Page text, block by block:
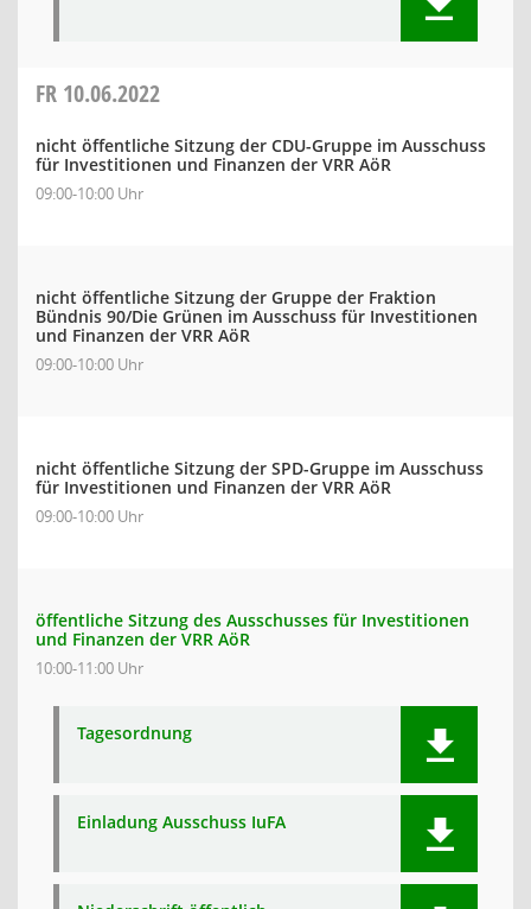
FR 10.06.2022
nicht öffentliche Sitzung der CDU-Gruppe im Ausschuss
für Investitionen und Finanzen der VRR AöR
09:00-10:00 Uhr
nicht öffentliche Sitzung der Gruppe der Fraktion
Bündnis 90/Die Grünen im Ausschuss für Investitionen
und Finanzen der VRR AöR
09:00-10:00 Uhr
nicht öffentliche Sitzung der SPD-Gruppe im Ausschuss
für Investitionen und Finanzen der VRR AöR
09:00-10:00 Uhr
öffentliche Sitzung des Ausschusses für Investitionen
und Finanzen der VRR AöR
10:00-11:00 Uhr
Tagesordnung
Einladung Ausschuss IuFA